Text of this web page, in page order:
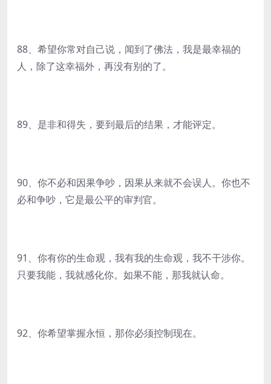
88、希望你常对自己说，闻到了佛法，我是最幸福的
人，除了这幸福外，再没有别的了。
89、是非和得失，要到最后的结果，才能评定。
90、你不必和因果争吵，因果从来就不会误人。你也不
必和争吵，它是最公平的审判官。
91、你有你的生命观，我有我的生命观，我不干涉你。
只要我能，我就感化你。如果不能，那我就认命。
92、你希望掌握永恒，那你必须控制现在。